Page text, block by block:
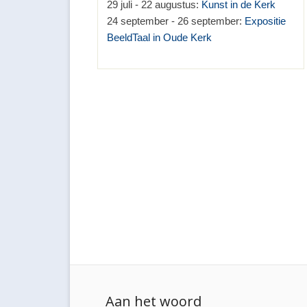
29 juli - 22 augustus: Kunst in de Kerk
24 september - 26 september: Expositie
BeeldTaal in Oude Kerk
Aan het woord